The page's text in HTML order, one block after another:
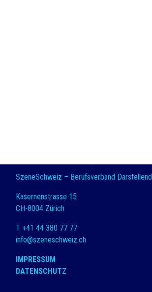
SzeneSchweiz – Berufsverband
Kasernenstrasse 15
CH-8004 Zürich
T +41 44 380 77 77
info@szeneschweiz.ch
IMPRESSUM
DATENSCHUTZ